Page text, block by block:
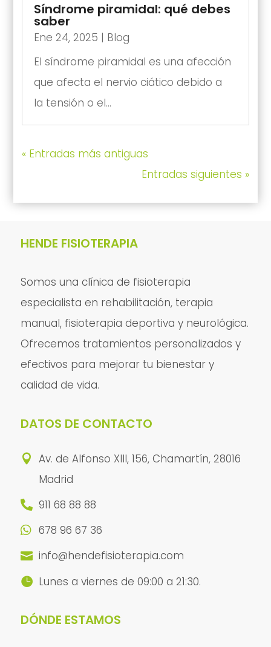
Síndrome piramidal: qué debes
saber
Ene 24, 2025
Blog
El síndrome piramidal es una afección
que afecta el nervio ciático debido a
la tensión o el...
« Entradas más antiguas
Entradas siguientes »
HENDE FISIOTERAPIA
Somos una clínica de fisioterapia
especialista en rehabilitación, terapia
manual, fisioterapia deportiva y neurológica.
Ofrecemos tratamientos personalizados y
efectivos para mejorar tu bienestar y
calidad de vida.
DATOS DE CONTACTO

Av. de Alfonso XIII, 156, Chamartín, 28016
Madrid
 911 68 88 88
 678 96 67 36
 info@hendefisioterapia.com
 Lunes a viernes de 09:00 a 21:30.
DÓNDE ESTAMOS